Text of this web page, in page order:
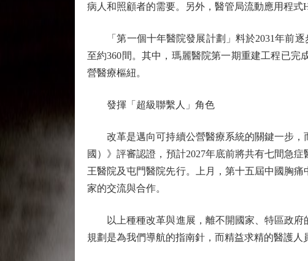
病人和照顧者的需要。另外，醫管局流動應用程式
「第一個十年醫院發展計劃」料於2031年前逐
至約360間。其中，瑪麗醫院第一期重建工程已完
營醫療樞紐。
發揮「超級聯繫人」角色
改革是邁向可持續公營醫療系統的關鍵一步，
國）》評審認證，預計2027年底前將共有七間急
王醫院及屯門醫院先行。上月，第十五屆中國胸
家的交流與合作。
以上種種改革與進展，離不開國家、特區政府
規劃是為我們導航的指南針，而精益求精的醫護